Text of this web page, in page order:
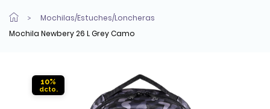
Mochilas/Estuches/Loncheras
Mochila Newbery 26 L Grey Camo
10%